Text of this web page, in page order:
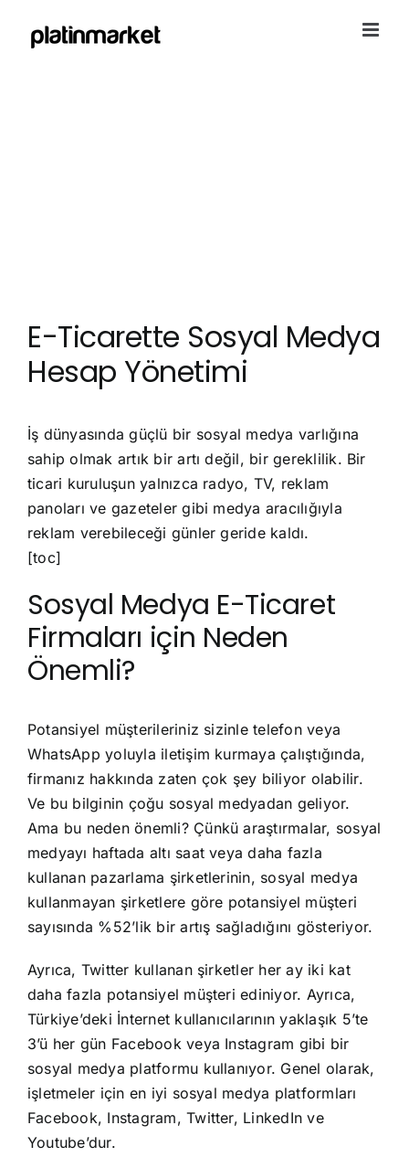
E-Ticarette Sosyal Medya
Hesap Yönetimi
İş dünyasında güçlü bir sosyal medya varlığına
sahip olmak artık bir artı değil, bir gereklilik. Bir
ticari kuruluşun yalnızca radyo, TV, reklam
panoları ve gazeteler gibi medya aracılığıyla
reklam verebileceği günler geride kaldı.
[toc]
Sosyal Medya E-Ticaret
Firmaları için Neden
Önemli?
Potansiyel müşterileriniz sizinle telefon veya
WhatsApp yoluyla iletişim kurmaya çalıştığında,
firmanız hakkında zaten çok şey biliyor olabilir.
Ve bu bilginin çoğu sosyal medyadan geliyor.
Ama bu neden önemli? Çünkü araştırmalar, sosyal
medyayı haftada altı saat veya daha fazla
kullanan pazarlama şirketlerinin, sosyal medya
kullanmayan şirketlere göre potansiyel müşteri
sayısında %52’lik bir artış sağladığını gösteriyor.
Ayrıca, Twitter kullanan şirketler her ay iki kat
daha fazla potansiyel müşteri ediniyor. Ayrıca,
Türkiye’deki İnternet kullanıcılarının yaklaşık 5’te
3’ü her gün Facebook veya Instagram gibi bir
sosyal medya platformu kullanıyor. Genel olarak,
işletmeler için en iyi sosyal medya platformları
Facebook, Instagram, Twitter, LinkedIn ve
Youtube’dur.